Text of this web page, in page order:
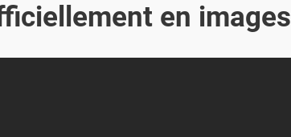
en images